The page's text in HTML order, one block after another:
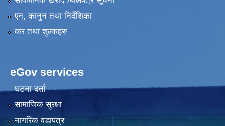
एन, कानुन तथा निर्देशिका
कर तथा शुल्कहरु
eGov services
घटना दर्ता
सामाजिक सुरक्षा
नागरिक वडापत्र